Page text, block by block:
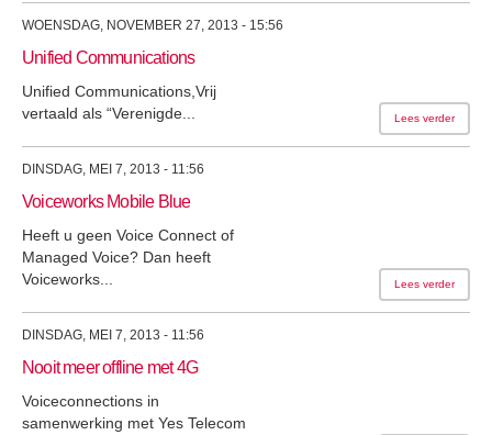
WOENSDAG, NOVEMBER 27, 2013 - 15:56
Unified Communications
Unified Communications,Vrij
vertaald als “Verenigde...
Lees verder
DINSDAG, MEI 7, 2013 - 11:56
Voiceworks Mobile Blue
Heeft u geen Voice Connect of
Managed Voice? Dan heeft
Voiceworks...
Lees verder
DINSDAG, MEI 7, 2013 - 11:56
Nooit meer offline met 4G
Voiceconnections in
samenwerking met Yes Telecom